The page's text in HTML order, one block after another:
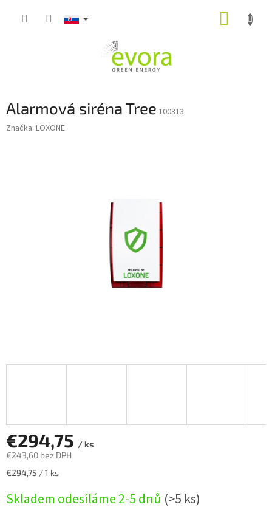
Alarmová siréna Tree 100313
Značka: LOXONE
€294,75 / ks
€243,60 bez DPH
Jednotková
€294,75 / 1 ks
Skladem odesíláme 2-5 dnů (>5 ks)